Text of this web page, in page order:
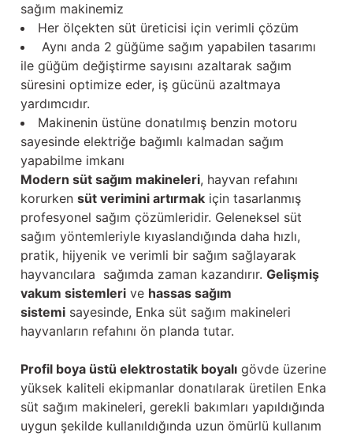
sağım makinemiz
Her ölçekten süt üreticisi için verimli çözüm
Aynı anda 2 güğüme sağım yapabilen tasarımı
ile güğüm değiştirme sayısını azaltarak sağım
süresini optimize eder, iş gücünü azaltmaya
yardımcıdır.
Makinenin üstüne donatılmış benzin motoru
sayesinde elektriğe bağımlı kalmadan sağım
yapabilme imkanı
Modern süt sağım makineleri, hayvan refahını
korurken süt verimini artırmak için tasarlanmış
profesyonel sağım çözümleridir. Geleneksel süt
sağım yöntemleriyle kıyaslandığında daha hızlı,
pratik, hijyenik ve verimli bir sağım sağlayarak
hayvancılara sağımda zaman kazandırır. Gelişmiş
vakum sistemleri ve hassas sağım
sistemi sayesinde, Enka süt sağım makineleri
hayvanların refahını ön planda tutar.
Profil boya üstü elektrostatik boyalı gövde üzerine
yüksek kaliteli ekipmanlar donatılarak üretilen Enka
süt sağım makineleri, gerekli bakımları yapıldığında
uygun şekilde kullanıldığında uzun ömürlü kullanım